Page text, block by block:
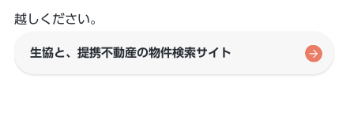
越しください。
生協と、提携不動産の物件検索サイト